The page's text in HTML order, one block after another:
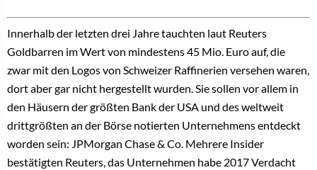
Innerhalb der letzten drei Jahre tauchten laut Reuters
Goldbarren im Wert von mindestens 45 Mio. Euro auf, die
zwar mit den Logos von Schweizer Raffinerien versehen waren,
dort aber gar nicht hergestellt wurden. Sie sollen vor allem in
den Häusern der größten Bank der USA und des weltweit
drittgrößten an der Börse notierten Unternehmens entdeckt
worden sein: JPMorgan Chase & Co. Mehrere Insider
bestätigten Reuters, das Unternehmen habe 2017 Verdacht